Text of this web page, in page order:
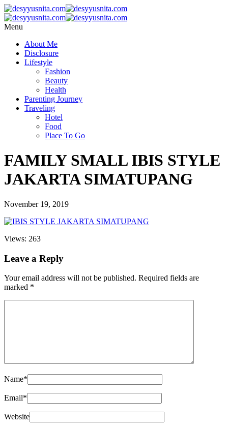
Menu
About Me
Disclosure
Lifestyle
Fashion
Beauty
Health
Parenting Journey
Traveling
Hotel
Food
Place To Go
FAMILY SMALL IBIS STYLE
JAKARTA SIMATUPANG
November 19, 2019
Views: 263
Leave a Reply
Your email address will not be published. Required fields are
marked *
Name*
Email*
Website